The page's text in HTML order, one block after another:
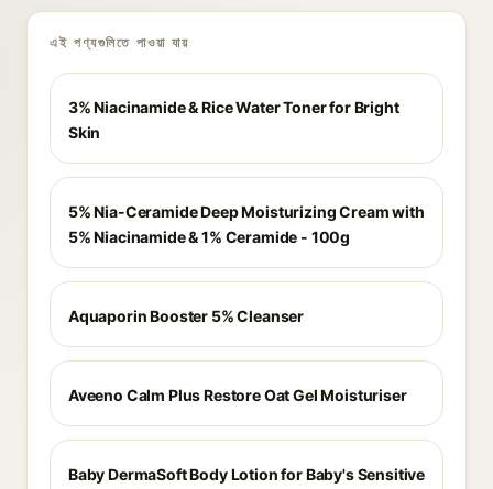
এই পণ্যগুলিতে পাওয়া যায়
3% Niacinamide & Rice Water Toner for Bright
Skin
5% Nia-Ceramide Deep Moisturizing Cream with
5% Niacinamide & 1% Ceramide - 100g
Aquaporin Booster 5% Cleanser
Aveeno Calm Plus Restore Oat Gel Moisturiser
Baby DermaSoft Body Lotion for Baby's Sensitive